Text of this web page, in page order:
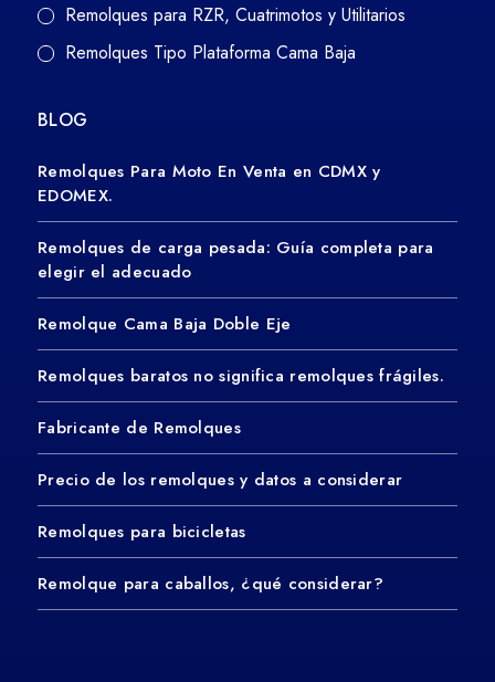
Remolques para RZR, Cuatrimotos y Utilitarios
Remolques Tipo Plataforma Cama Baja
BLOG
Remolques Para Moto En Venta en CDMX y
EDOMEX.
Remolques de carga pesada: Guía completa para
elegir el adecuado
Remolque Cama Baja Doble Eje
Remolques baratos no significa remolques frágiles.
Fabricante de Remolques
Precio de los remolques y datos a considerar
Remolques para bicicletas
Remolque para caballos, ¿qué considerar?